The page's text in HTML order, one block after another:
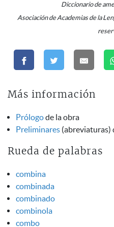
Diccionario de
Asociación de Academias de la
Más información
Prólogode la obra
Preliminares (abreviaturas)
Rueda de palabras
combina
combinada
combinado
combinola
combo